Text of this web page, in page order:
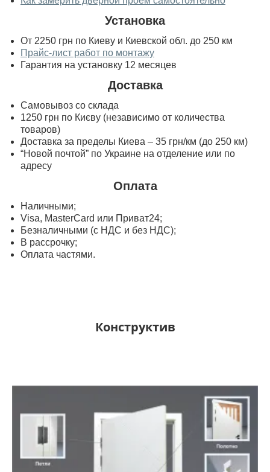
Установка
От 2250 грн по Киеву и Киевской обл. до 250 км
Прайс-лист работ по монтажу
Гарантия на установку 12 месяцев
Доставка
Самовывоз со склада
1250 грн по Києву (независимо от количества
товаров)
Доставка за пределы Киева – 35 грн/км (до 250 км)
“Новой почтой” по Украине на отделение или по
адресу
Оплата
Наличными;
Visa, MasterСard или Приват24;
Безналичными (с НДС и без НДС);
В рассрочку;
Оплата частями.
Конструктив